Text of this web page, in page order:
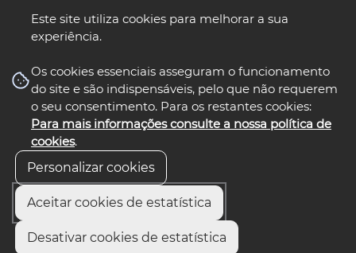
Este site utiliza cookies para melhorar a sua
experiência.
Os cookies essenciais asseguram o funcionamento
do site e são indispensáveis, pelo que não requerem
o seu consentimento. Para os restantes cookies:
Para mais informações consulte a nossa política de
cookies.
Personalizar cookies
Aceitar cookies de estatística
Desativar cookies de estatística
nos select language
Início
MUNICÍPIO DE AVEIRO JÁ TEM “VIA VERDE ESTACIONAR”